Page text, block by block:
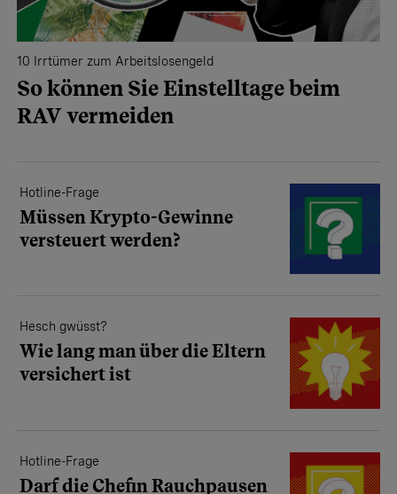
10 Irrtümer zum Arbeitslosengeld
So können Sie Einstelltage beim
RAV vermeiden
Hotline-Frage
Müssen Krypto-Gewinne
versteuert werden?
Hesch gwüsst?
Wie lang man über die Eltern
versichert ist
Hotline-Frage
Darf die Chefin Rauchpausen